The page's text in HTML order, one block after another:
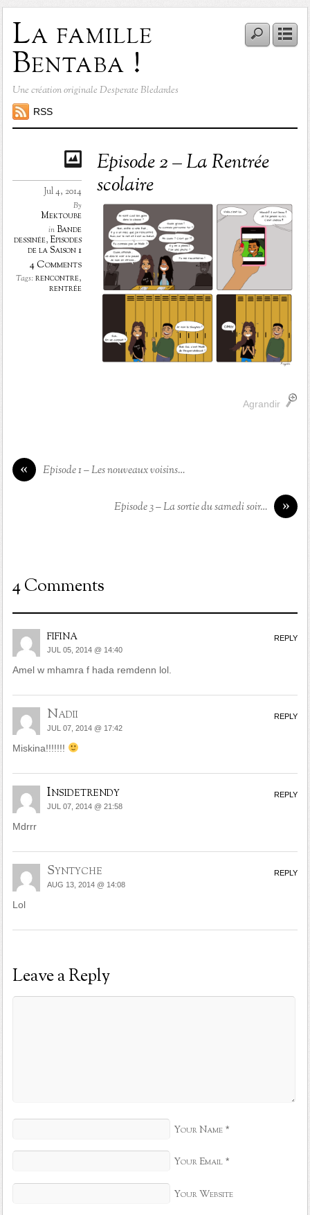
La famille
Bentaba !
Une création originale Desperate Bledardes
RSS
Episode 2 – La Rentrée
scolaire
Jul 4, 2014
By
Mektoube
in Bande
dessinée, Episodes
de la Saison 1
4 Comments
Tags:rencontre,
rentrée
Agrandir
« Episode 1 – Les nouveaux voisins…
»
Episode 3 – La sortie du samedi soir…
4 Comments
fifina
JUL 05, 2014 @ 14:40
Amel w mhamra f hada remdenn lol.
REPLY
Nadii
JUL 07, 2014 @ 17:42
Miskina!!!!!!!
REPLY
Insidetrendy
JUL 07, 2014 @ 21:58
Mdrrr
REPLY
Syntyche
AUG 13, 2014 @ 14:08
Lol
REPLY
Leave a Reply
Your Name *
Your Email *
Your Website